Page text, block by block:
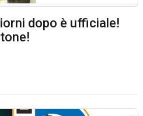
dopo è ufficiale!